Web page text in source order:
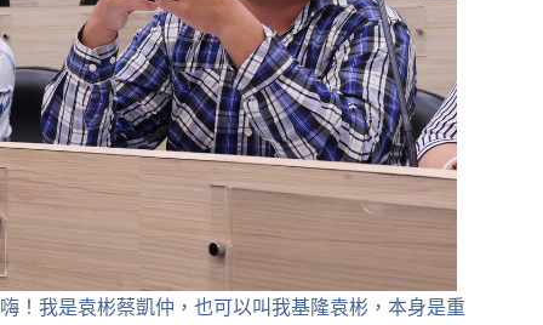
嗨！我是袁彬蔡凱仲，也可以叫我基隆袁彬，本身是重